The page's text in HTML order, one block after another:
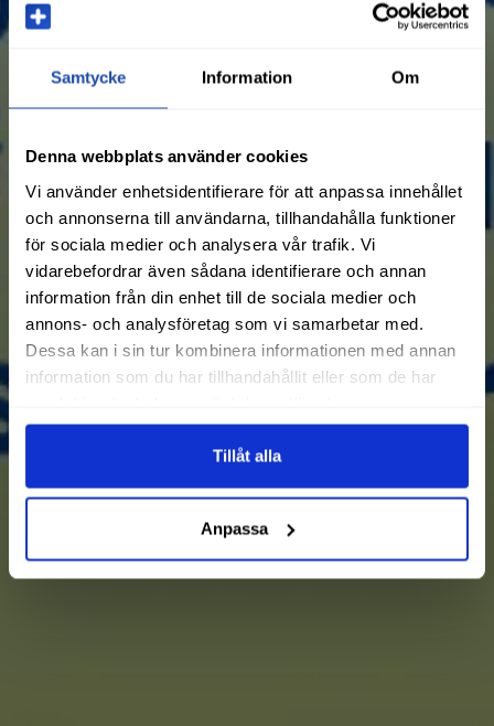
Samtycke Information Om
Denna webbplats använder cookies
Vi använder enhetsidentifierare för att anpassa innehållet
och annonserna till användarna, tillhandahålla funktioner
för sociala medier och analysera vår trafik. Vi
vidarebefordrar även sådana identifierare och annan
information från din enhet till de sociala medier och
annons- och analysföretag som vi samarbetar med.
Dessa kan i sin tur kombinera informationen med annan
information som du har tillhandahållit eller som de har
Tillåt alla
Anpassa